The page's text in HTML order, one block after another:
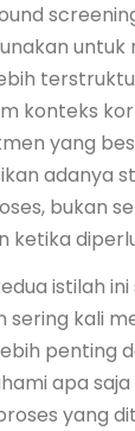
konteks
yang
adanya
bukan
ketika
istilah
sering kali
penting
apa
yang